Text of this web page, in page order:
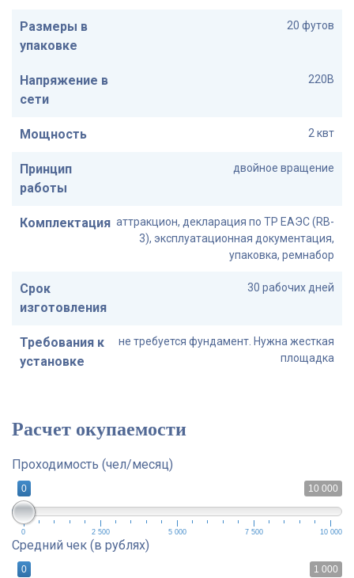
Размеры в
упаковке
20 футов
Напряжение в
сети
220В
Мощность 2 квт
Принцип
работы
двойное вращение
Комплектация аттракцион, декларация по ТР ЕАЭС (RB-
3), эксплуатационная документация,
упаковка, ремнабор
Срок
изготовления
30 рабочих дней
Требования к
установке
не требуется фундамент. Нужна жесткая
площадка
Расчет окупаемости
Проходимость (чел/месяц)
10 000
0
0 2 500 5 000 7 500 10 000
Средний чек (в рублях)
1 000
0